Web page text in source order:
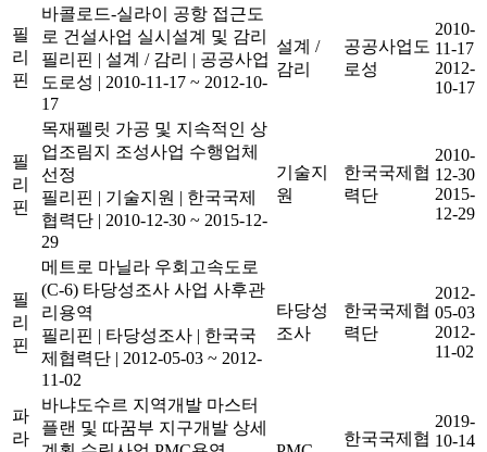
필
리
핀
바콜로드-실라이 공항 접근도
로 건설사업 실시설계 및 감리
필리핀 | 설계 / 감리 | 공공사업
도로성 | 2010-11-17 ~ 2012-10-
17
설계 /
감리
공공사업도
로성
2010-
11-17
2012-
10-17
필
리
핀
목재펠릿 가공 및 지속적인 상
업조림지 조성사업 수행업체
선정
필리핀 | 기술지원 | 한국국제
협력단 | 2010-12-30 ~ 2015-12-
29
기술지
원
한국국제협
력단
2010-
12-30
2015-
12-29
필
리
핀
메트로 마닐라 우회고속도로
(C-6) 타당성조사 사업 사후관
리용역
필리핀 | 타당성조사 | 한국국
제협력단 | 2012-05-03 ~ 2012-
11-02
타당성
조사
한국국제협
력단
2012-
05-03
2012-
11-02
파
라
바냐도수르 지역개발 마스터
플랜 및 따꿈부 지구개발 상세
한국국제협
2019-
10-14